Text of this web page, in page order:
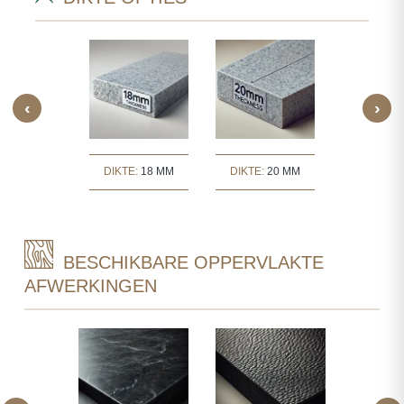
‹
DIKTE: 18 MM DIKTE: 20 MM
›
BESCHIKBARE OPPERVLAKTE
AFWERKINGEN